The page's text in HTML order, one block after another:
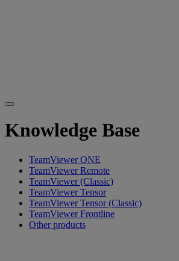
Knowledge Base
TeamViewer ONE
TeamViewer Remote
TeamViewer (Classic)
TeamViewer Tensor
TeamViewer Tensor (Classic)
TeamViewer Frontline
Other products